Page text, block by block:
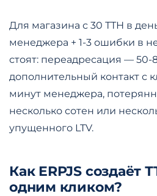
Для магазина с 30 ТТН в
менеджера + 1-3 ошибки в
стоят: переадресация — 50-
дополнительный контакт с
минут менеджера,
несколько сотен или
упущенного LTV.
Как ERPJS создаёт
одним кликом?